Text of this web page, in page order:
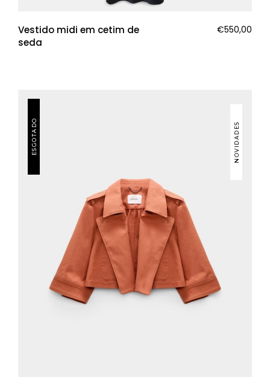
Vestido midi em cetim de
seda
€550,00
NOVIDADES
ESGOTADO